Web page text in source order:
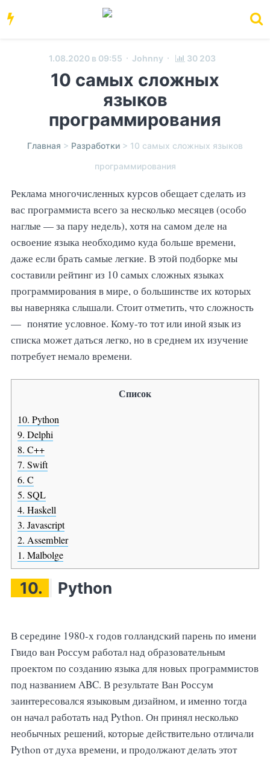
1.08.2020 в 09:55 · Johnny · 30 203
10 самых сложных
языков
программирования
Главная > Разработки > 10 самых сложных языков
программирования
Реклама многочисленных курсов обещает сделать из
вас программиста всего за несколько месяцев (особо
наглые — за пару недель), хотя на самом деле на
освоение языка необходимо куда больше времени,
даже если брать самые легкие. В этой подборке мы
составили рейтинг из 10 самых сложных языках
программирования в мире, о большинстве их которых
вы наверняка слышали. Стоит отметить, что сложность
— понятие условное. Кому-то тот или иной язык из
списка может даться легко, но в среднем их изучение
потребует немало времени.
Список
10. Python
9. Delphi
8. C++
7. Swift
6. C
5. SQL
4. Haskell
3. Javascript
2. Assembler
1. Malbolge
10. Python
В середине 1980-х годов голландский парень по имени
Гвидо ван Россум работал над образовательным
проектом по созданию языка для новых программистов
под названием ABC. В результате Ван Россум
заинтересовался языковым дизайном, и именно тогда
он начал работать над Python. Он принял несколько
необычных решений, которые действительно отличали
Python от духа времени, и продолжают делать этот